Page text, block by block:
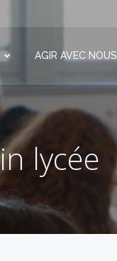
AGIR AVEC NOUS
lycée